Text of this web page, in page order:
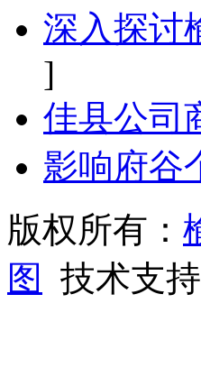
深入探讨
]
佳县公司
影响府谷
版权所有：
图
技术支